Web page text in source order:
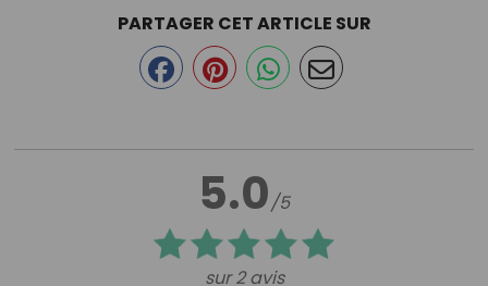
5.0/5
sur 2 avis
PARTAGER CET ARTICLE SUR